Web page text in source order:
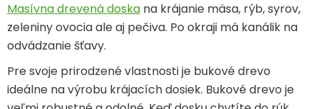
Masívna drevená doska na krájanie mäsa, rýb, syrov,
zeleniny ovocia ale aj pečiva. Po okraji má kanálik na
odvádzanie šťavy.
Pre svoje prirodzené vlastnosti je bukové drevo
ideálne na výrobu krájacích dosiek. Bukové drevo je